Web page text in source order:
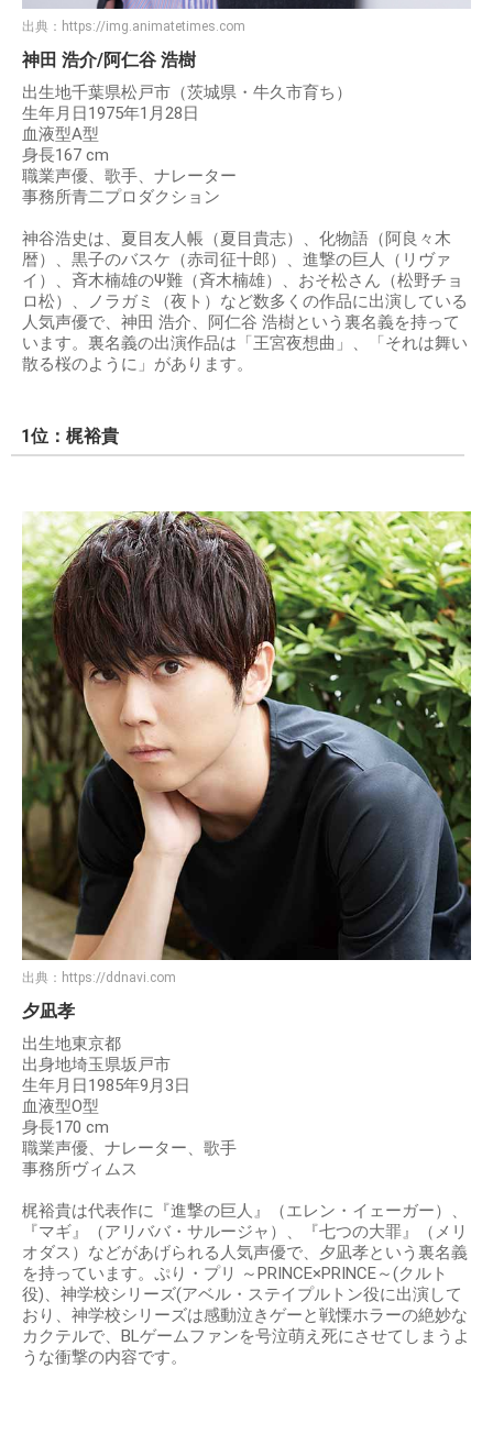
出典： https://img.animatetimes.com
神田 浩介/阿仁谷 浩樹
出生地千葉県松戸市（茨城県・牛久市育ち）
生年月日1975年1月28日
血液型A型
身長167 cm
職業声優、歌手、ナレーター
事務所青二プロダクション
神谷浩史は、夏目友人帳（夏目貴志）、化物語（阿良々木
暦）、黒子のバスケ（赤司征十郎）、進撃の巨人（リヴァ
イ）、斉木楠雄のΨ難（斉木楠雄）、おそ松さん（松野チョ
ロ松）、ノラガミ（夜ト）など数多くの作品に出演している
人気声優で、神田 浩介、阿仁谷 浩樹という裏名義を持って
います。裏名義の出演作品は「王宮夜想曲」、「それは舞い
散る桜のように」があります。
1位：梶裕貴
出典： https://ddnavi.com
夕凪孝
出生地東京都
出身地埼玉県坂戸市
生年月日1985年9月3日
血液型O型
身長170 cm
職業声優、ナレーター、歌手
事務所ヴィムス
梶裕貴は代表作に『進撃の巨人』（エレン・イェーガー）、
『マギ』（アリババ・サルージャ）、『七つの大罪』（メリ
オダス）などがあげられる人気声優で、夕凪孝という裏名義
を持っています。ぷり・プリ ～PRINCE×PRINCE～(クルト
役)、神学校シリーズ(アベル・ステイプルトン役に出演して
おり、神学校シリーズは感動泣きゲーと戦慄ホラーの絶妙な
カクテルで、BLゲームファンを号泣萌え死にさせてしまうよ
うな衝撃の内容です。